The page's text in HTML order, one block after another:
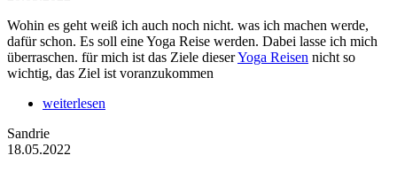
Wohin es geht weiß ich auch noch nicht. was ich machen werde,
dafür schon. Es soll eine Yoga Reise werden. Dabei lasse ich mich
überraschen. für mich ist das Ziele dieserYoga Reisen nicht so
wichtig, das Ziel ist voranzukommen
weiterlesen
Sandrie
18.05.2022